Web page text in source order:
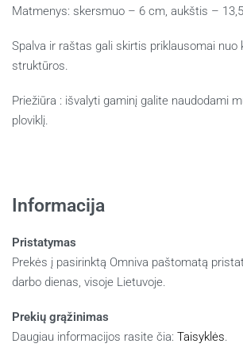
Matmenys: skersmuo – 6 cm, aukštis –
Spalva ir raštas gali skirtis priklausomai nuo
struktūros.
Priežiūra : išvalyti gaminį galite naudodami
ploviklį.
Informacija
Pristatymas
Prekės į pasirinktą Omniva paštomatą
darbo dienas, visoje Lietuvoje.
Prekių grąžinimas
Daugiau informacijos rasite čia: Taisyklės